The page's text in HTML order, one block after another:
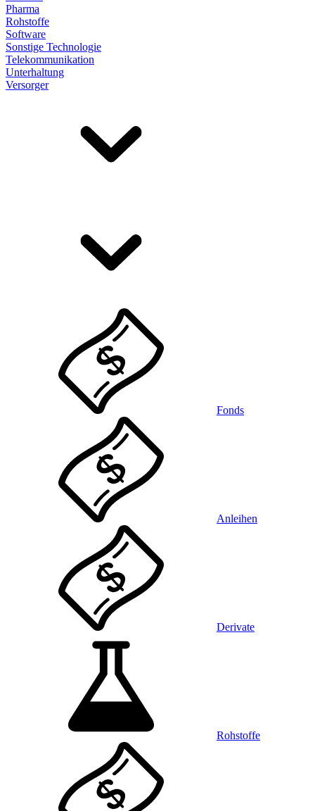
Pharma
Rohstoffe
Software
Sonstige Technologie
Telekommunikation
Unterhaltung
Versorger
Fonds
Anleihen
Derivate
Rohstoffe